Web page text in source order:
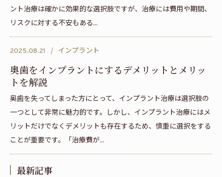
ント治療は確かに効果的な選択肢ですが、治療には費用や期間、
リスクに対する不安もある...
2025.08.21 インプラント
奥歯をインプラントにするデメリットとメリッ
トを解説
奥歯を失ってしまった方にとって、インプラント治療は選択肢の
一つとして非常に魅力的です。しかし、インプラント治療にはメ
リットだけでなくデメリットも存在するため、慎重に選択をする
ことが重要です。「治療費が...
最新記事